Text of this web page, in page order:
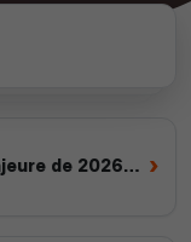
de 2026
›